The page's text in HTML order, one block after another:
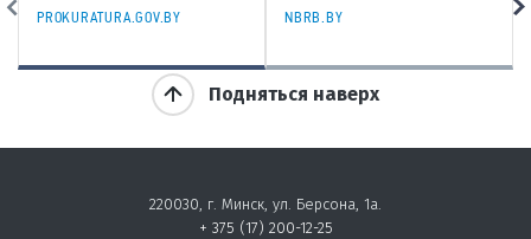
PROKURATURA.GOV.BY
NBRB.BY
Подняться наверх
220030, г. Минск, ул. Берсона, 1а.
+ 375 (17) 200-12-25